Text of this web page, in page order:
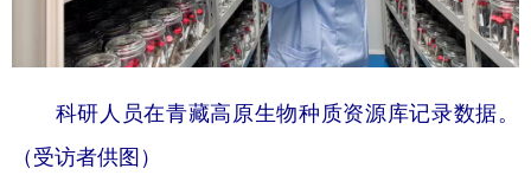
地方频道
北京 天津 河北 山西
辽宁 吉林 上海 江苏
浙江
科研人员在青藏高原生物种质资源库记录数据。
（受访者供图）